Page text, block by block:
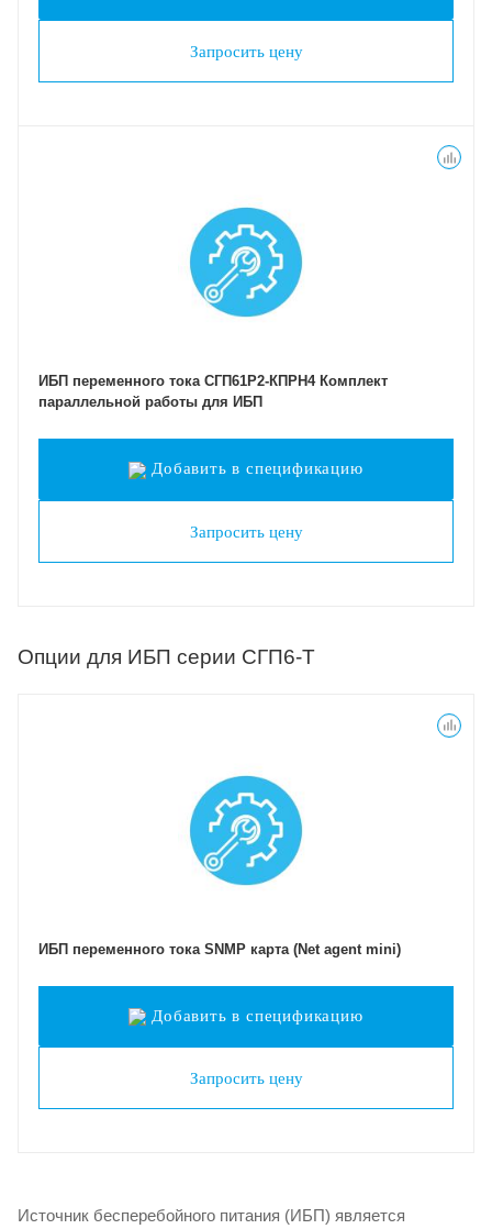
Запросить цену
ИБП переменного тока СГП61Р2-КПРН4 Комплект
параллельной работы для ИБП
Добавить в спецификацию
Запросить цену
Опции для ИБП серии СГП6-Т
ИБП переменного тока SNMP карта (Net agent mini)
Добавить в спецификацию
Запросить цену
Источник бесперебойного питания (ИБП) является